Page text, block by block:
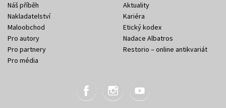
Náš příběh
Nakladatelství
Maloobchod
Pro autory
Pro partnery
Pro média
Aktuality
Kariéra
Etický kodex
Nadace Albatros
Restorio – online antikvariát